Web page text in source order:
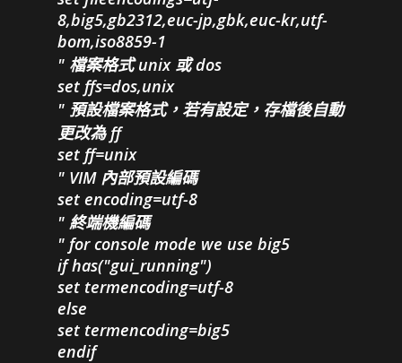
8,big5,gb2312,euc-jp,gbk,euc-kr,utf-
bom,iso8859-1
" 檔案格式 unix 或 dos
set ffs=dos,unix
" 預設檔案格式，若有設定，存檔後自動
更改為 ff
set ff=unix
" VIM 內部預設編碼
set encoding=utf-8
" 終端機編碼
" for console mode we use big5
if has("gui_running")
set termencoding=utf-8
else
set termencoding=big5
endif